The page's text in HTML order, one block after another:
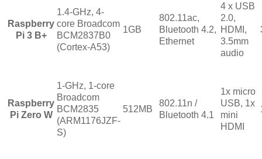
Raspberry
Pi 3 B+
1.4-GHz, 4-
core Broadcom
BCM2837B0
(Cortex-A53)
1GB
802.11ac,
Bluetooth 4.2,
Ethernet
4 x USB
2.0,
HDMI,
3.5mm
audio
Raspberry
Pi Zero W
1-GHz, 1-core
Broadcom
BCM2835
(ARM1176JZF-
S)
512MB
802.11n /
Bluetooth 4.1
1x micro
USB, 1x
mini
HDMI